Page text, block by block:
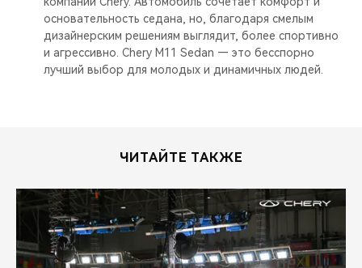
основательность седана, но, благодаря смелым
дизайнерским решениям выглядит, более спортивно
и агрессивно. Chery M11 Sedan — это бесспорно
лучший выбор для молодых и динамичных людей.
ЧИТАЙТЕ ТАКЖЕ